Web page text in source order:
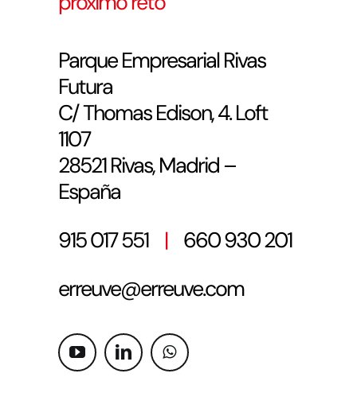
Parque Empresarial Rivas
Futura
C/ Thomas Edison, 4. Loft
1107
28521 Rivas, Madrid –
España
915 017 551 |660 930 201
erreuve@erreuve.com